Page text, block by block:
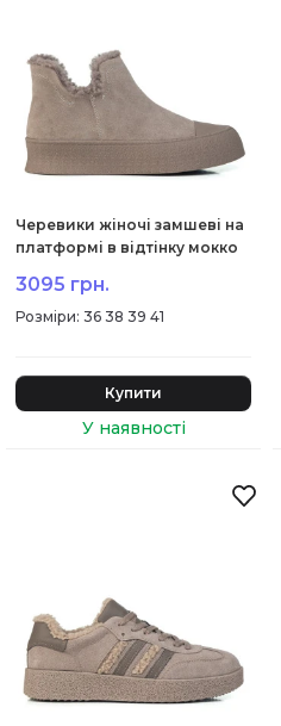
Черевики жіночі замшеві на
платформі в відтінку мокко
3095 грн.
: 36 38 39 41
Купити